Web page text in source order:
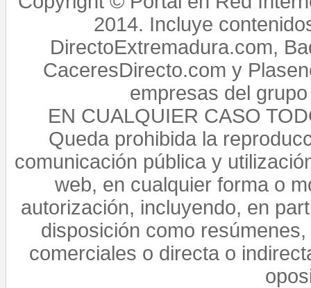
2014. Incluye
DirectoExtremadura.com,
CaceresDirecto.com y
empresas del
EN CUALQUIER CASO
Queda prohibida la
comunicación pública y
web, en cualquier forma o
autorización, incluyendo, en
disposición como
comerciales o directa o